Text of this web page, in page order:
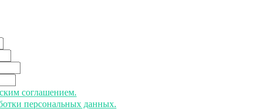
соглашением.
персональных данных.